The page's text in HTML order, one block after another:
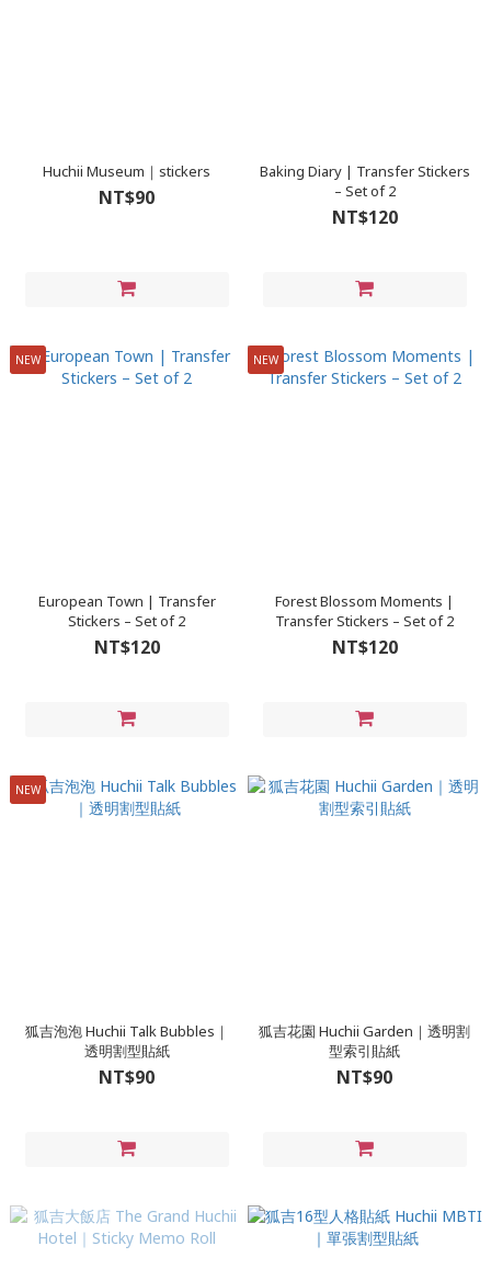
Huchii Museum｜stickers
NT$90
Baking Diary | Transfer Stickers
– Set of 2
NT$120
NEW
European Town | Transfer
Stickers – Set of 2
NT$120
NEW
Forest Blossom Moments |
Transfer Stickers – Set of 2
NT$120
NEW
狐吉泡泡 Huchii Talk Bubbles｜
透明割型貼紙
NT$90
狐吉花園 Huchii Garden｜透明割
型索引貼紙
NT$90